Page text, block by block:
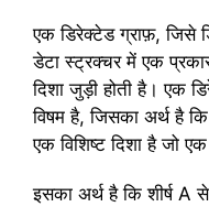
एक डिरेक्टेड ग्राफ़, जिसे
डेटा स्ट्रक्चर में एक
दिशा जुड़ी होती है। एक
विषम है, जिसका अर्थ है
एक विशिष्ट दिशा है जो
इसका अर्थ है कि शीर्ष A